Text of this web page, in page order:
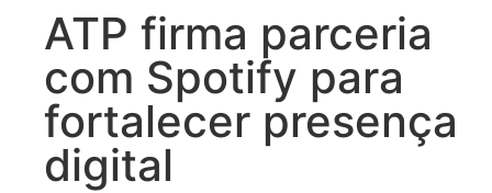
ATP firma parceria
com Spotify para
fortalecer presença
digital